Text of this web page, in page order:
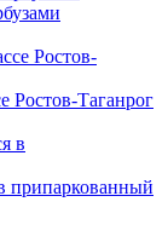
Ростов-Таганрог
припаркованный